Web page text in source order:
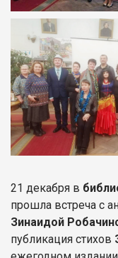
21 декабря в
прошла встреча с
Зинаидой
публикация стихов